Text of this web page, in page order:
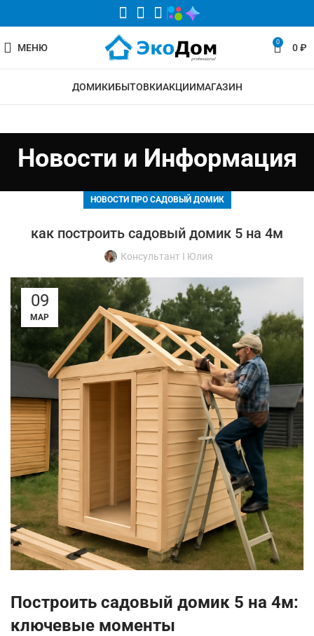
МЕНЮ 0 0₽
ДОМИКИБЫТОВКИАКЦИИМАГАЗИН
Новости и Информация
НОВОСТИ ПРО САДОВЫЙ ДОМИК
как построить садовый домик 5 на 4м
Консультант I Юлия
09
МАР
Построить садовый домик 5 на 4м:
ключевые моменты